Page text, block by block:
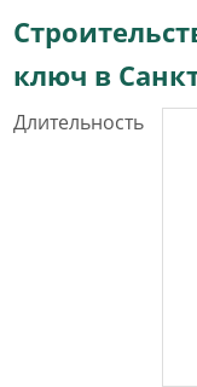
ключ в
Длительность